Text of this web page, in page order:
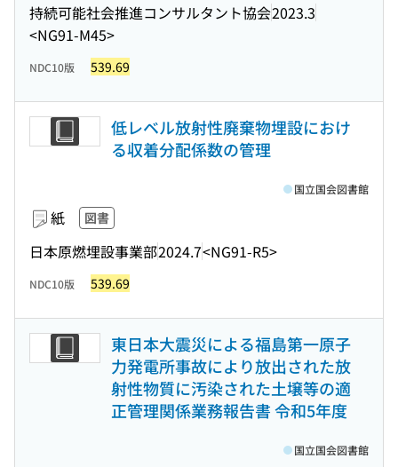
持続可能社会推進コンサルタント協会2023.3
<NG91-M45>
NDC10版 539.69
低レベル放射性廃棄物埋設におけ
る収着分配係数の管理
紙 図書
日本原燃埋設事業部2024.7<NG91-R5>
国立国会図書館
NDC10版 539.69
東日本大震災による福島第一原子
力発電所事故により放出された放
射性物質に汚染された土壌等の適
正管理関係業務報告書 令和5年度
国立国会図書館